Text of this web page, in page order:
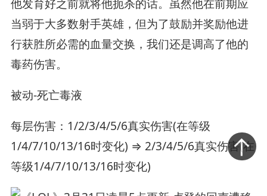
他发育好之前就将他扼杀的话。虽然他在前期应
当弱于大多数射手英雄，但为了鼓励并奖励他进
行获胜所必需的血量交换，我们还是调高了他的
毒药伤害。
被动-死亡毒液
每层伤害：1/2/3/4/5/6真实伤害(在等级
1/4/7/10/13/16时变化) ⇒ 2/3/4/5/6真实伤害(在
等级1/4/7/10/13/16时变化)